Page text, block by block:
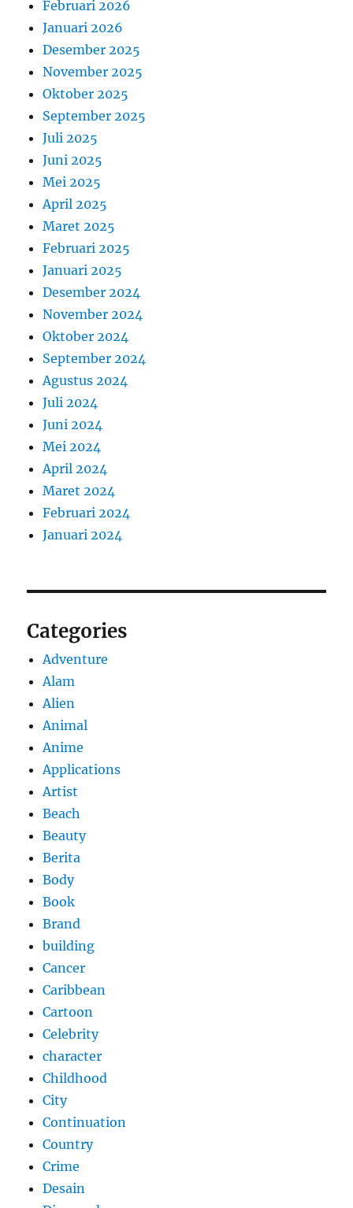
Februari 2026
Januari 2026
Desember 2025
November 2025
Oktober 2025
September 2025
Juli 2025
Juni 2025
Mei 2025
April 2025
Maret 2025
Februari 2025
Januari 2025
Desember 2024
November 2024
Oktober 2024
September 2024
Agustus 2024
Juli 2024
Juni 2024
Mei 2024
April 2024
Maret 2024
Februari 2024
Januari 2024
Categories
Adventure
Alam
Alien
Animal
Anime
Applications
Artist
Beach
Beauty
Berita
Body
Book
Brand
building
Cancer
Caribbean
Cartoon
Celebrity
character
Childhood
City
Continuation
Country
Crime
Desain